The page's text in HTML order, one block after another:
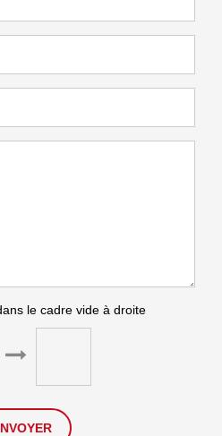
le cadre vide à droite